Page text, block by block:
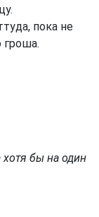
пока не
гроша.
хотя бы на один